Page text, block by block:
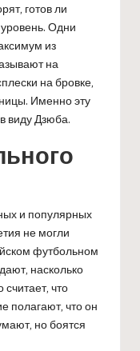
готов ли
Одни
из
на
на бровке,
Именно эту
виду Дзюба.
и популярных
не могли
футбольном
насколько
что
полагают, что он
но боятся